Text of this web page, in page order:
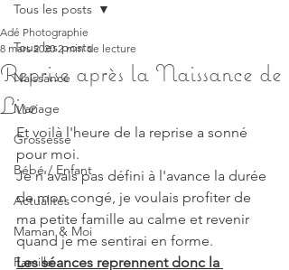
Tous les posts
Naissance
Mariage
Grossesse
Bébé / Enfant
Actualités
Maman & Moi
Famille
Tous les posts
Reprise après la Naissance de
Lise
Adé Photographie
8 mars 2020 2 min de lecture
Et voilà l'heure de la reprise a sonné
pour moi.
Je n'avais pas défini à l'avance la durée
de mon congé, je voulais profiter de
ma petite famille au calme et revenir
quand je me sentirai en forme.
Les séances reprennent donc la